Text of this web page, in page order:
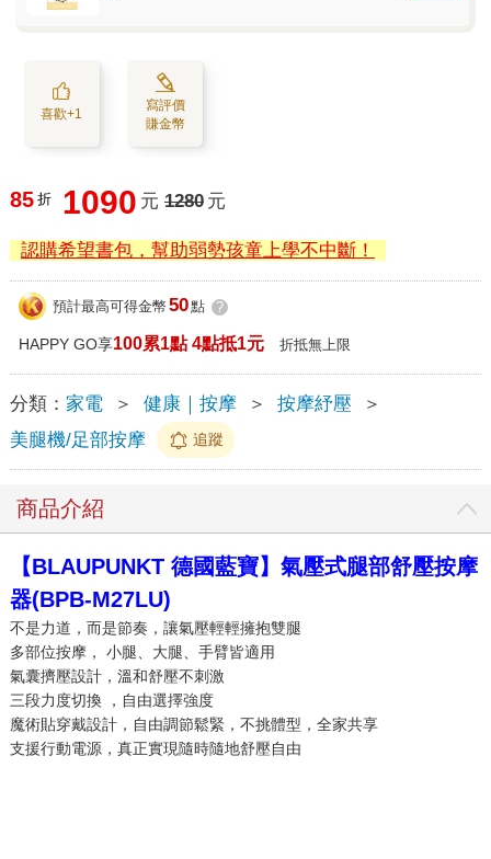
喜歡+1
寫評價
賺金幣
85 折 1090 元 1280 元
認購希望書包，幫助弱勢孩童上學不中斷！
預計最高可得金幣 50點 ?
HAPPY GO享100累1點 4點抵1元 折抵無上限
分類： 家電 ＞ 健康｜按摩 ＞ 按摩紓壓
＞
美腿機/足部按摩
追蹤
商品介紹
【BLAUPUNKT 德國藍寶】氣壓式腿部舒壓按摩
器(BPB-M27LU)
不是力道，而是節奏，讓氣壓輕輕擁抱雙腿
多部位按摩， 小腿、大腿、手臂皆適用
氣囊擠壓設計，溫和舒壓不刺激
三段力度切換 ，自由選擇強度
魔術貼穿戴設計，自由調節鬆緊，不挑體型，全家共享
支援行動電源，真正實現隨時隨地舒壓自由